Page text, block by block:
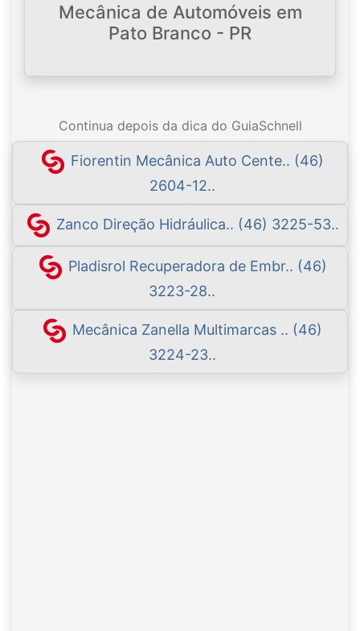
Mecânica de Automóveis em
Pato Branco - PR
Continua depois da dica do GuiaSchnell
Fiorentin Mecânica Auto Cente.. (46)
2604-12..
Zanco Direção Hidráulica.. (46) 3225-53..
Pladisrol Recuperadora de Embr.. (46)
3223-28..
Mecânica Zanella Multimarcas .. (46)
3224-23..